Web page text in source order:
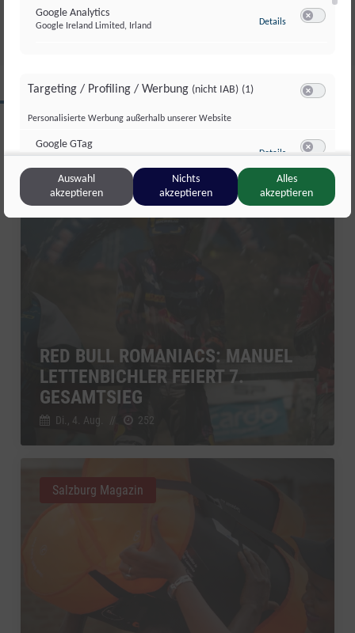
Di., 30. Juni. 2026
CLIPS AUS DIESER REGION
RED BULL ROMANIACS: MANUEL
LETTENBICHLER FEIERT 7.
GESAMTSIEG
Di., 4. Aug. 252
Salzburg Magazin
Google Analytics
Google Ireland Limited, Irland Details zu Google
Targeting / Profiling / Werbung (nicht IAB) (1)
Personalisierte Werbung außerhalb unserer Website
Google GTag
Google Ireland Limited, Irland Details zu Google GTag
Sonstige Inhalte(nicht IAB) (2)
Auswahl
akzeptieren
Nichts
akzeptieren
Alles
akzeptieren